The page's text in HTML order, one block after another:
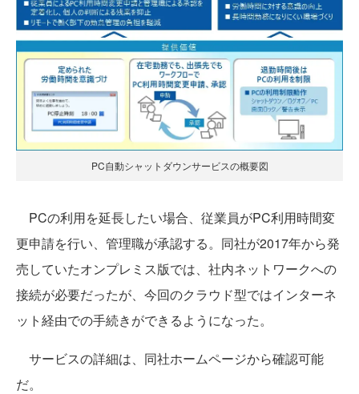
PC自動シャットダウンサービスの概要図
PCの利用を延長したい場合、従業員がPC利用時間変
更申請を行い、管理職が承認する。同社が2017年から発
売していたオンプレミス版では、社内ネットワークへの
接続が必要だったが、今回のクラウド型ではインターネ
ット経由での手続きができるようになった。
サービスの詳細は、同社ホームページから確認可能
だ。